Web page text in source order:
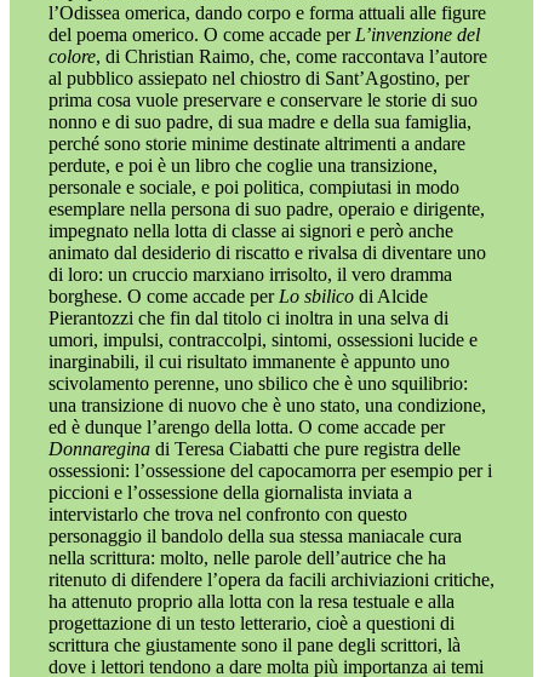
l’Odissea omerica, dando corpo e forma attuali alle figure
del poema omerico. O come accade per L’invenzione del
colore, di Christian Raimo, che, come raccontava l’autore
al pubblico assiepato nel chiostro di Sant’Agostino, per
prima cosa vuole preservare e conservare le storie di suo
nonno e di suo padre, di sua madre e della sua famiglia,
perché sono storie minime destinate altrimenti a andare
perdute, e poi è un libro che coglie una transizione,
personale e sociale, e poi politica, compiutasi in modo
esemplare nella persona di suo padre, operaio e dirigente,
impegnato nella lotta di classe ai signori e però anche
animato dal desiderio di riscatto e rivalsa di diventare uno
di loro: un cruccio marxiano irrisolto, il vero dramma
borghese. O come accade per Lo sbilico di Alcide
Pierantozzi che fin dal titolo ci inoltra in una selva di
umori, impulsi, contraccolpi, sintomi, ossessioni lucide e
inarginabili, il cui risultato immanente è appunto uno
scivolamento perenne, uno sbilico che è uno squilibrio:
una transizione di nuovo che è uno stato, una condizione,
ed è dunque l’arengo della lotta. O come accade per
Donnaregina di Teresa Ciabatti che pure registra delle
ossessioni: l’ossessione del capocamorra per esempio per i
piccioni e l’ossessione della giornalista inviata a
intervistarlo che trova nel confronto con questo
personaggio il bandolo della sua stessa maniacale cura
nella scrittura: molto, nelle parole dell’autrice che ha
ritenuto di difendere l’opera da facili archiviazioni critiche,
ha attenuto proprio alla lotta con la resa testuale e alla
progettazione di un testo letterario, cioè a questioni di
scrittura che giustamente sono il pane degli scrittori, là
dove i lettori tendono a dare molta più importanza ai temi